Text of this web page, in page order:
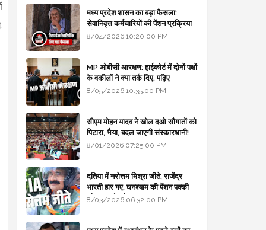
मध्य प्रदेश शासन का बड़ा फैसला:
सेवानिवृत्त कर्मचारियों की पेंशन प्रक्रिया
और बजट कोडिंग में हुए क्रांतिकारी
8/04/2026 10:20:00 PM
MP ओबीसी आरक्षण: हाईकोर्ट में दोनों पक्षों
के वकीलों ने क्या तर्क दिए, पढ़िए
8/05/2026 10:35:00 PM
सीएम मोहन यादव ने खोल दओ सौगातों को
पिटारा, भैया, बदल जाएगी संस्कारधानी!
8/01/2026 07:25:00 PM
दतिया में नरोत्तम मिश्रा जीते, राजेंद्र
भारती हार गए, घनश्याम की पेंशन पक्की
और आशुतोष बैक टू...
8/03/2026 06:32:00 PM